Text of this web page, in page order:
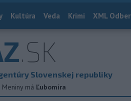
Kultúra Veda Krimi XML Odber
.SK
Slovenskej republiky
Meniny má Ľubomíra